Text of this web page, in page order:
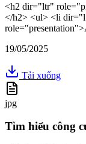
<h2 dir="ltr"
</h2> <ul> <li
19/05/2025
Tải xuống
jpg
Tìm hiểu công